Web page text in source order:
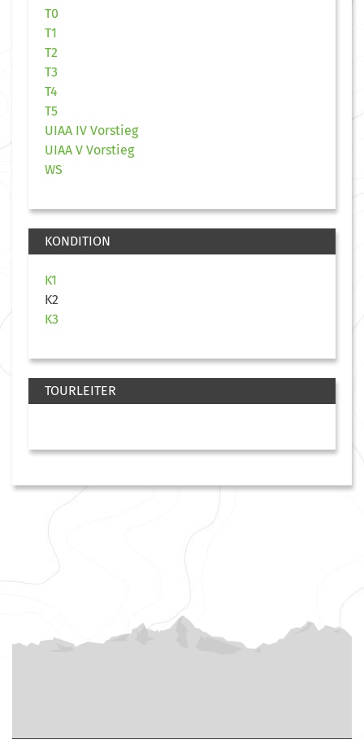
T0
T1
T2
T3
T4
T5
UIAA IV Vorstieg
UIAA V Vorstieg
WS
KONDITION
K1
K2
K3
TOURLEITER